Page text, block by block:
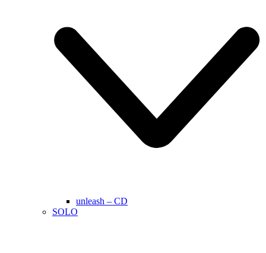
unleash – CD
SOLO